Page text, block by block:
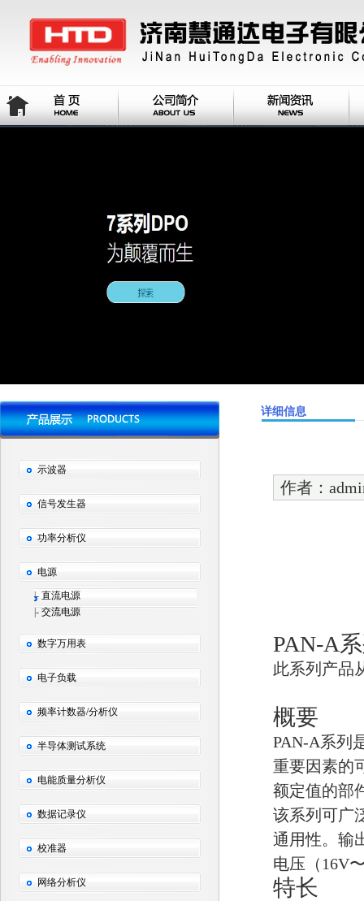
示波器
信号发生器
功率分析仪
电源
|- 直流电源
|- 交流电源
数字万用表
电子负载
频率计数器/分析仪
半导体测试系统
电能质量分析仪
数据记录仪
校准器
网络分析仪
详细信息
作者：
PAN-A
此系列产品
概要
PAN-A系列
重要因素的
额定值的部
该系列可广
通用性。输
电压（16V
特长